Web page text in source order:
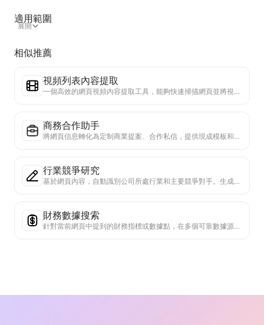
適用範圍
展開
相似推薦
視頻列表內容提取
一個高效的網頁視頻內容提取工具，能夠快速掃描網頁並將視頻信息整理成結構化的Markdown表格。
商務合作助手
將網頁信息轉化為定制商業提案、合作私信，提供現成模板和跟進指南，簡化協作流程。
行業競爭研究
基於網頁內容，自動識別公司所處行業和主要競爭對手。生成詳細的競爭格局分析報告，包括市場份額、產品對比和SWOT分析，幫助了解企業在行業中的定位。
財務數據搜索
針對當前網頁中提到的財務指標或數據點，在多個可靠數據源中進行深度搜索。提供歷史數據對比和行業基準，幫助用戶全面理解企業的財務狀況和市場表現。